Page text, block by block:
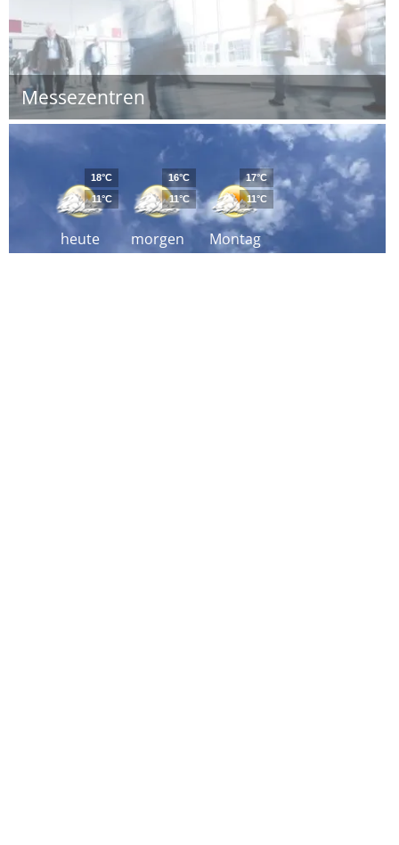
Messezentren
heute
18°C
11°C
morgen
16°C
11°C
Montag
17°C
11°C